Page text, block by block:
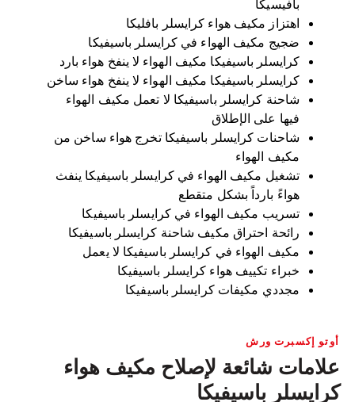
بافيسيكا
اهتزاز مكيف هواء كرايسلر بافليكا
ضجيج مكيف الهواء في كرايسلر باسيفيكا
كرايسلر باسيفيكا مكيف الهواء لا ينفخ هواء بارد
كرايسلر باسيفيكا مكيف الهواء لا ينفخ هواء ساخن
شاحنة كرايسلر باسيفيكا لا تعمل مكيف الهواء
فيها على الإطلاق
شاحنات كرايسلر باسيفيكا تخرج هواء ساخن من
مكيف الهواء
تشغيل مكيف الهواء في كرايسلر باسيفيكا ينفث
هواءً بارداً بشكل متقطع
تسريب مكيف الهواء في كرايسلر باسيفيكا
رائحة احتراق مكيف شاحنة كرايسلر باسيفيكا
مكيف الهواء في كرايسلر باسيفيكا لا يعمل
خبراء تكييف هواء كرايسلر باسيفيكا
مجددي مكيفات كرايسلر باسيفيكا
أوتو إكسبرت ورش
علامات شائعة لإصلاح مكيف هواء
كرايسلر باسيفيكا